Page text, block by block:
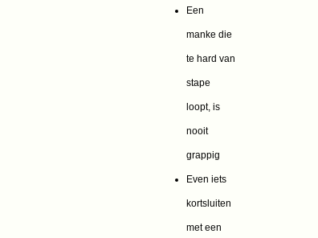
Een
manke die
te hard van
stape
loopt, is
nooit
grappig
Even iets
kortsluiten
met een